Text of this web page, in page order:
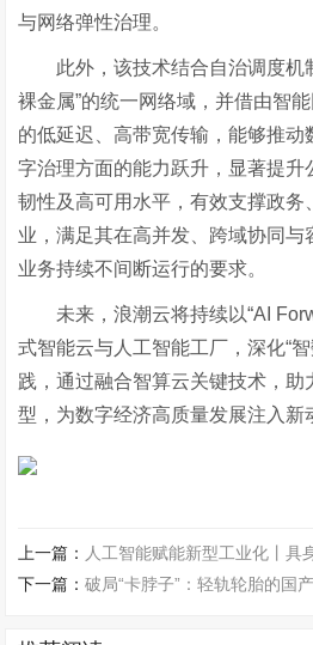
与网络弹性治理。
此外，该技术结合自治调度机
裸金属”的统一网络域，并借由智
的低延迟、高带宽传输，能够推动
字治理方面的能力跃升，显著提升
韧性及高可用水平，有效支撑政务
业，满足其在高并发、跨域协同
业务持续不间断运行的要求。
未来，浪潮云将持续以“AI
式智能云与人工智能工厂，深化“
践，通过融合智算云关键技术，助
型，为数字经济高质量发展注入新
上一篇： 人工智能赋能新型工业化丨具
下一篇：破局“卡脖子”：轻轨轮胎的国